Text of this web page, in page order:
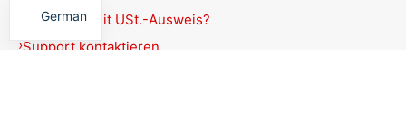
Rechnung mit USt.-Ausweis?
Support kontaktieren
German